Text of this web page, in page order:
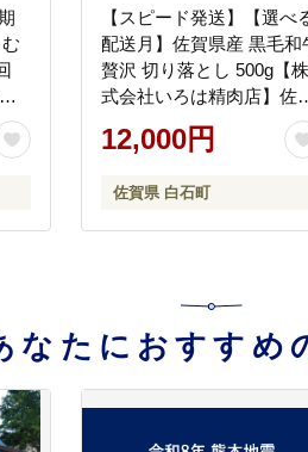
【スピード発送】【選べ
配送月】佐賀県産 黒毛和
贅沢 切り落とし 500g【株
式会社いろは精肉店】佐
産和牛 牛肉 すき焼き し
ぶしゃぶ [IAG001]
12,000円
佐賀県 白石町
なたにおすすめ